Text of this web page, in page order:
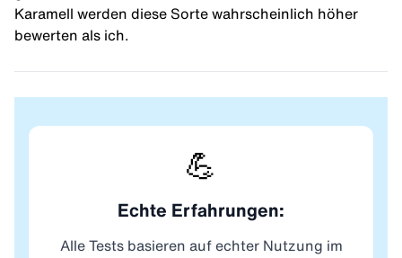
Karamell werden diese Sorte wahrscheinlich höher
bewerten als ich.
💪
Echte Erfahrungen:
Alle Tests basieren auf echter Nutzung im